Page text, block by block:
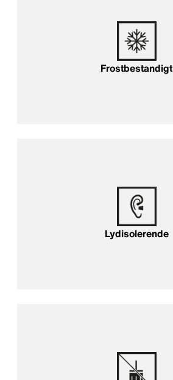
Frostbestandigt
Lydisolerende